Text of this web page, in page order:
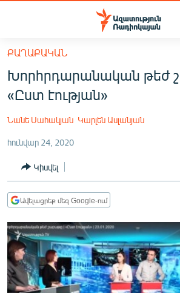
Մատչելիության
հիմնական
բովանդակությանը
Անցնել
հիմնական
մենյուին
ՀԱՅԱՍՏԱՆ
ՔԱՂԱՔԱԿԱՆ
ԸՆՏՐՈՒԹՅՈՒՆՆԵՐ 2026
ԻՐԱՎՈՒՆՔ
ՀԱՍԱՐԱԿՈՒԹՅՈՒՆ
ՏՆՏԵՍՈՒԹՅՈՒՆ
ՊԱՏԵՐԱԶՄԻ 6 ՇԱԲԱԹՆԵՐԸ
ՏԱՐԱԾԱՇՐՋԱՆ
ՄԻՋԱԶԳԱՅԻՆ
ՔԱՂԱՔԱԿԱՆ
Խորհրդարանական թեժ
«Ըստ էության»
Նանե Սահակյան Կարլեն Ասլանյան
հունվար 24, 2020
Կիսվել
Ավելացրեք մեզ Google-ում